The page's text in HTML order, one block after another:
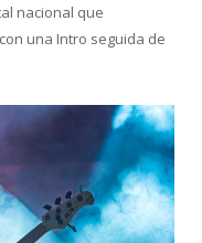
nacional que
una Intro seguida de